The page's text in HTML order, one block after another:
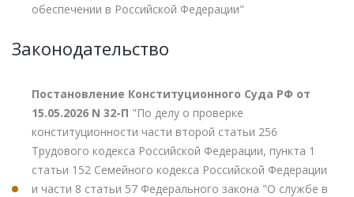
обеспечении в Российской Федерации"
Законодательство
Постановление Конституционного Суда РФ от
15.05.2026 N 32-П "По делу о проверке
конституционности части второй статьи 256
Трудового кодекса Российской Федерации, пункта 1
статьи 152 Семейного кодекса Российской Федерации
и части 8 статьи 57 Федерального закона "О службе в